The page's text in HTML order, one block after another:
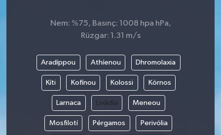
Nem: %75, Basınç: 1008 hpa hPa,
Rüzgar: 1.31 m/s
Aradíppou Athíenou Dhromolaxia
Kíti Kofínou Kolossi Kórnos
Larnaca Livádia Meneou
Mosfilotí Pérgamos Perivólia